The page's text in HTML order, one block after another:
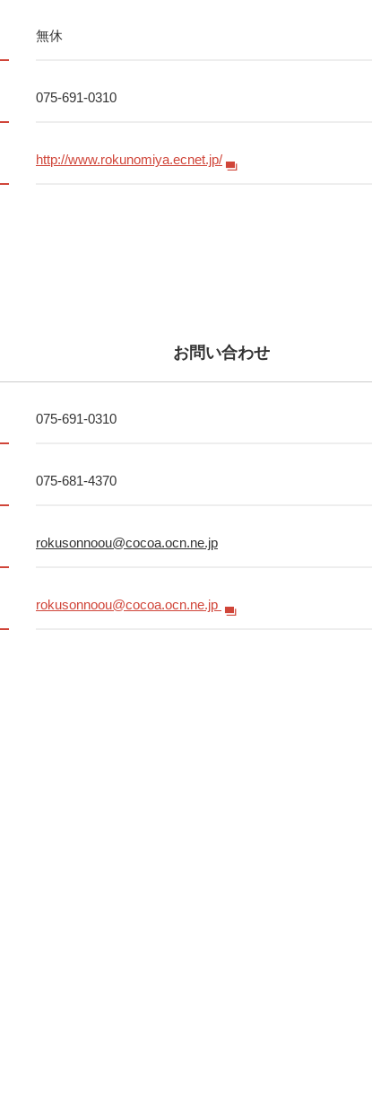
無休
075-691-0310
http://www.rokunomiya.ecnet.jp/
お問い合わせ
075-691-0310
075-681-4370
rokusonnoou@cocoa.ocn.ne.jp
rokusonnoou@cocoa.ocn.ne.jp